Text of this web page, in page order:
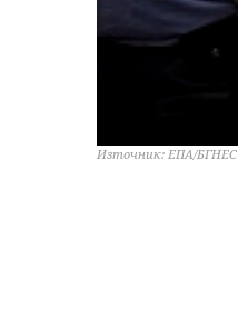
Източник: ЕПА/БГНЕС